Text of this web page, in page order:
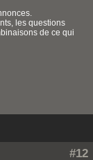
les questions
de ce qui
#12